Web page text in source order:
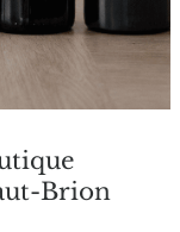
Brion